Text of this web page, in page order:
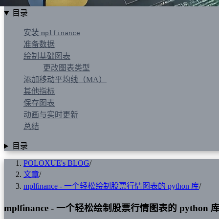
目录
安装 mplfinance
准备数据
绘制基础图表
更改图表类型
添加移动平均线（MA）
其他指标
保存图表
动画与实时更新
总结
目录
POLOXUE's BLOG/
文章/
mplfinance - 一个轻松绘制股票行情图表的 python 库/
mplfinance - 一个轻松绘制股票行情图表的 python